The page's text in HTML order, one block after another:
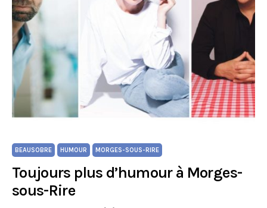
BEAUSOBRE HUMOUR MORGES-SOUS-RIRE
Toujours plus d’humour à Morges-
sous-Rire